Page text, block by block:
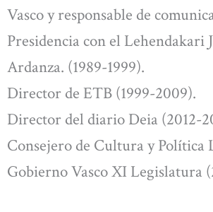
Vasco y responsable de
Presidencia con el Lehendakari
Ardanza. (1989-1999).
Director de ETB (1999-2009).
Director del diario Deia (2012-
Consejero de Cultura y Política
Gobierno Vasco XI Legislatura